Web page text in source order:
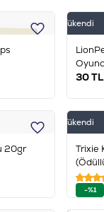
Tükendi
30TL
20gr
Tükendi
Trixie
-%1